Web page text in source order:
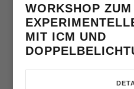
WORKSHOP
MIT ICM UND